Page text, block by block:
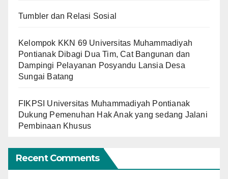
Tumbler dan Relasi Sosial
Kelompok KKN 69 Universitas Muhammadiyah
Pontianak Dibagi Dua Tim, Cat Bangunan dan
Dampingi Pelayanan Posyandu Lansia Desa
Sungai Batang
FIKPSI Universitas Muhammadiyah Pontianak
Dukung Pemenuhan Hak Anak yang sedang Jalani
Pembinaan Khusus
Recent Comments